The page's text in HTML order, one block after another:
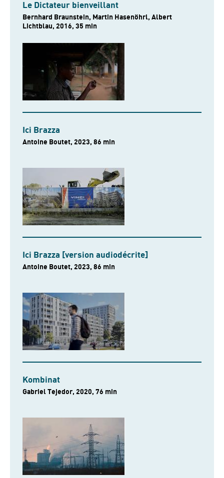
Le Dictateur bienveillant
Bernhard Braunstein, Martin Hasenöhrl, Albert
Lichtblau, 2016, 35 min
Ici Brazza
Antoine Boutet, 2023, 86 min
Ici Brazza [version audiodécrite]
Antoine Boutet, 2023, 86 min
Kombinat
Gabriel Tejedor, 2020, 76 min